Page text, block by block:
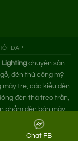
Chat FB
ĐÁP
Lightingchuyên sản
đèn thủ công mỹ
mây tre, các kiểu đèn
đèn thả treo trần,
phẩm đèn bàn mây
trí hoặc mua đèn tre
nhé!